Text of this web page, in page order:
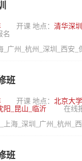
开课 地点： 清华深
名
广州_杭州_深圳_西安_
班
开课 地点： 北京大
阳_昆山_临沂
在线
海_深圳_广州_杭州_
班